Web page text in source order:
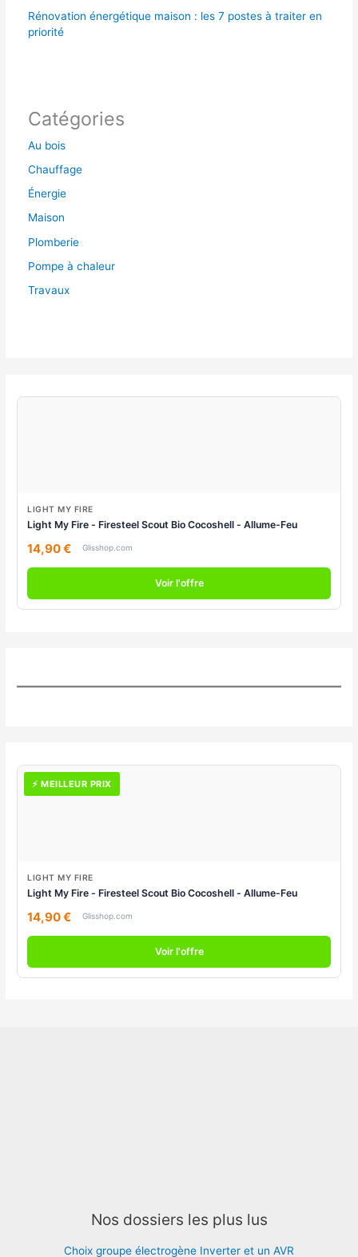
Rénovation énergétique maison : les 7 postes à traiter en
priorité
Catégories
Au bois
Chauffage
Énergie
Maison
Plomberie
Pompe à chaleur
Travaux
LIGHT MY FIRE
Light My Fire - Firesteel Scout Bio Cocoshell - Allume-Feu
14,90 € Glisshop.com
Voir l'offre
⚡ MEILLEUR PRIX
LIGHT MY FIRE
Light My Fire - Firesteel Scout Bio Cocoshell - Allume-Feu
14,90 € Glisshop.com
Voir l'offre
Nos dossiers les plus lus
Choix groupe électrogène Inverter et un AVR